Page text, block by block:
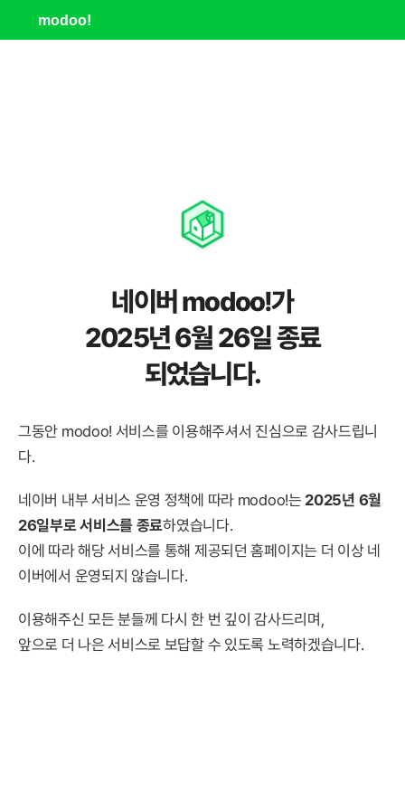
modoo!
네이버 modoo!가
2025년 6월 26일 종료
되었습니다.
그동안 modoo! 서비스를 이용해주셔서 진심으로 감사드립니
다.
네이버 내부 서비스 운영 정책에 따라 modoo!는 2025년 6월
26일부로 서비스를 종료하였습니다.
이에 따라 해당 서비스를 통해 제공되던 홈페이지는 더 이상 네
이버에서 운영되지 않습니다.
이용해주신 모든 분들께 다시 한 번 깊이 감사드리며,
앞으로 더 나은 서비스로 보답할 수 있도록 노력하겠습니다.